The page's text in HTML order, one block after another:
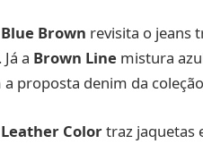
Blue Brown revisita o jeans
. Já a Brown Line mistura
proposta denim da
Leather Colortraz jaquetas